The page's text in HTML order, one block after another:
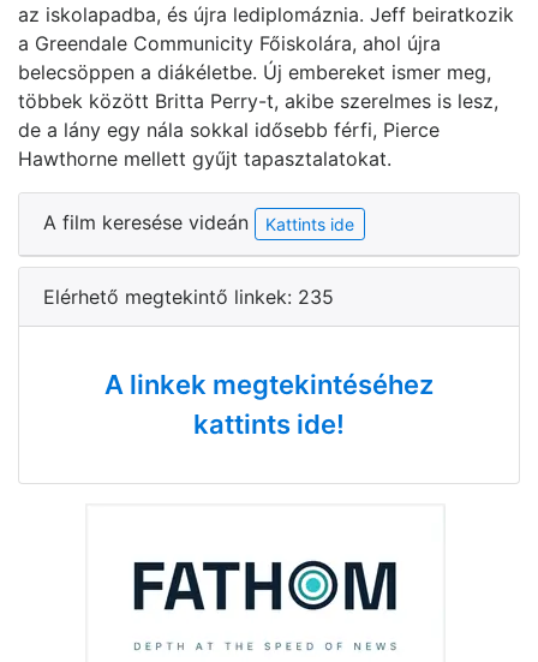
az iskolapadba, és újra lediplomáznia. Jeff beiratkozik
a Greendale Communicity Főiskolára, ahol újra
belecsöppen a diákéletbe. Új embereket ismer meg,
többek között Britta Perry-t, akibe szerelmes is lesz,
de a lány egy nála sokkal idősebb férfi, Pierce
Hawthorne mellett gyűjt tapasztalatokat.
A film keresése videán Kattints ide
Elérhető megtekintő linkek: 235
A linkek megtekintéséhez
kattints ide!